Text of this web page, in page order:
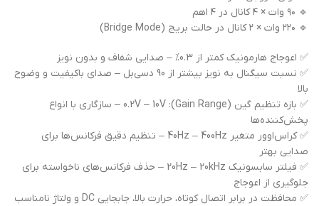
🔹 ۹۰ وات × ۴ کانال در ۴ اهم
🔹 ۲۲۰ وات × ۲ کانال در حالت بریج (Bridge Mode)
✅ اعوجاج هارمونیک کمتر از 0.3% – صدایی شفاف و بدون نویز
✅ نسبت سیگنال به نویز بیشتر از 90 دسی‌بل – صدای باکیفیت و وضوح
بالا
✅ بازه تنظیم گین (Gain Range): 0.2V – 10V – سازگاری با انواع
پخش‌کننده‌ها
✅ کراس‌اوور متغیر 40Hz – 400Hz – تنظیم دقیق فرکانس‌ها برای
صدایی بهتر
✅ فیلتر سابسونیک 20Hz – 20kHz – حذف فرکانس‌های ناخواسته برای
جلوگیری از اعوجاج
✅ محافظت در برابر اتصال کوتاه، حرارت بالا، جابجایی DC و ولتاژ نامناسب